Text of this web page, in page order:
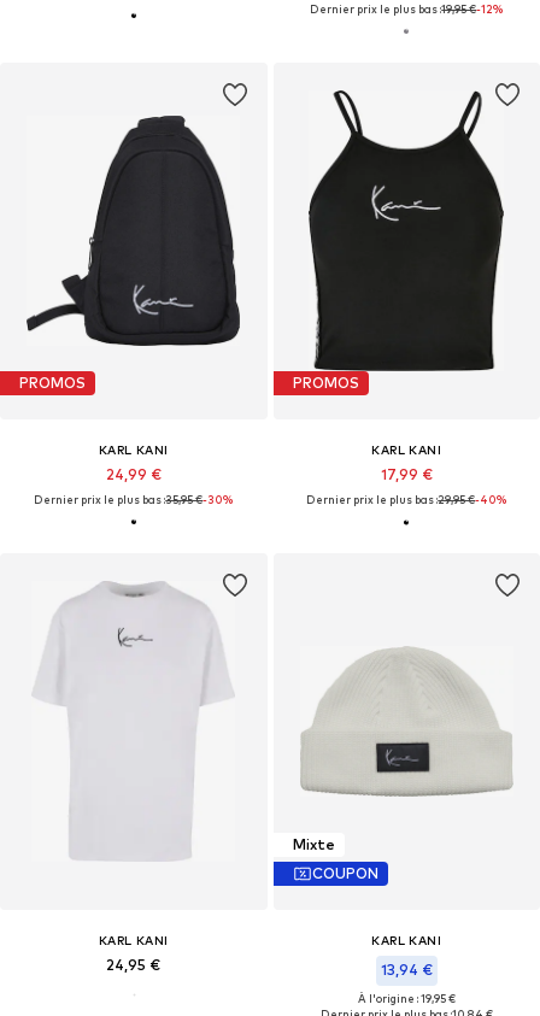
Dernier prix le plus bas :19,95 €-12%
PROMOS
KARL KANI
24,99 €
Dernier prix le plus bas :35,95 €-30%
PROMOS
KARL KANI
17,99 €
Dernier prix le plus bas :29,95 €-40%
KARL KANI
24,95 €
Mixte
COUPON
KARL KANI
13,94 €
À l'origine : 19,95 €